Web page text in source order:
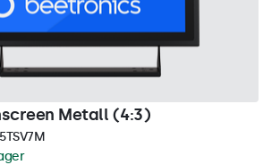
Metall (4:3)